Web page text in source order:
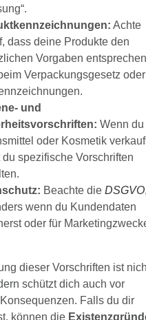
Achte
dass deine Produkte den
Vorgaben
Verpackungsgesetz
und
Wenn du
oder Kosmetik
du spezifische Vorschriften
Beachte die DSGVO,
wenn du Kundendaten
oder für
dieser Vorschriften ist
schützt dich auch vor
Falls du dir
können die